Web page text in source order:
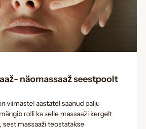
näomassaaž seestpoolt
viimastel aastatel saanud palju
rolli ka selle massaaži kergelt
sest massaaži teostatakse